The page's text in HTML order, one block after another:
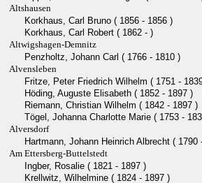
Altshausen
Korkhaus, Carl Bruno ( 1856 - 1856 )
Korkhaus, Carl Robert ( 1862 - )
Altwigshagen-Demnitz
Penzholtz, Johann Carl ( 1766 - 1810 )
Alvensleben
Fritze, Peter Friedrich Wilhelm ( 1751 -
Höding, Auguste Elisabeth ( 1852 - 1897 )
Riemann, Christian Wilhelm ( 1842 - 1897 )
Tögel, Johanna Charlotte Marie ( 1753 -
Alversdorf
Hartmann, Johann Heinrich Albrecht ( 1790
Am Ettersberg-Buttelstedt
Ingber, Rosalie ( 1821 - 1897 )
Krellwitz, Wilhelmine ( 1824 - 1897 )